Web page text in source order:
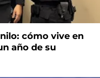
cómo vive en
año de su